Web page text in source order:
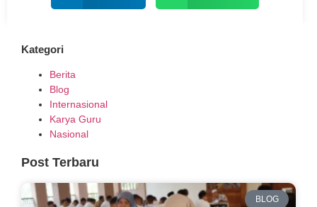
Kategori
Berita
Blog
Internasional
Karya Guru
Nasional
Post Terbaru
BLOG